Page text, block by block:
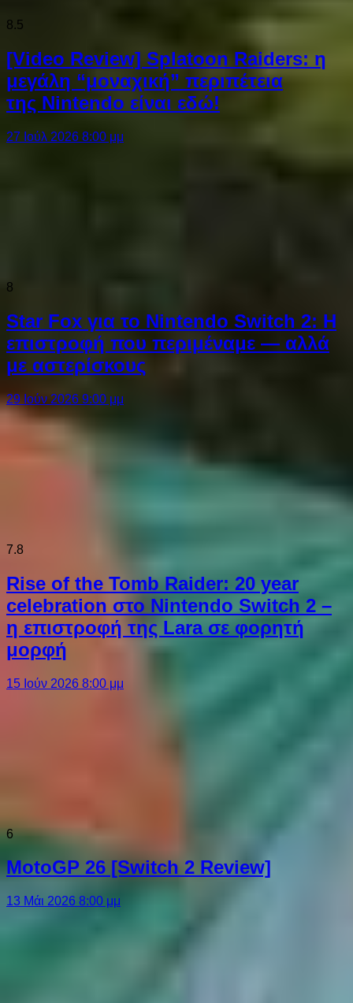
8.5
[Video Review] Splatoon Raiders: η
μεγάλη “μοναχική” περιπέτεια
της Nintendo είναι εδώ!
27 Ιούλ 2026 8:00 μμ
8
Star Fox για το Nintendo Switch 2: Η
επιστροφή που περιμέναμε — αλλά
με αστερίσκους
29 Ιούν 2026 9:00 μμ
7.8
Rise of the Tomb Raider: 20 year
celebration στο Nintendo Switch 2 –
η επιστροφή της Lara σε φορητή
μορφή
15 Ιούν 2026 8:00 μμ
6
MotoGP 26 [Switch 2 Review]
13 Μάι 2026 8:00 μμ